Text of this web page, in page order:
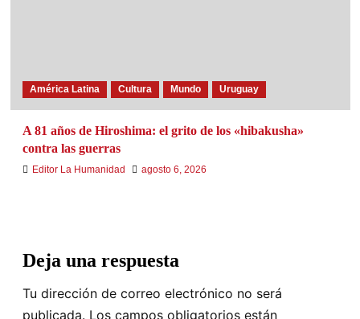
América Latina Cultura Mundo Uruguay
A 81 años de Hiroshima: el grito de los «hibakusha»
contra las guerras
Editor La Humanidad agosto 6, 2026
Deja una respuesta
Tu dirección de correo electrónico no será
publicada. Los campos obligatorios están